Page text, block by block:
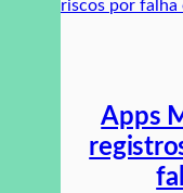
Apps